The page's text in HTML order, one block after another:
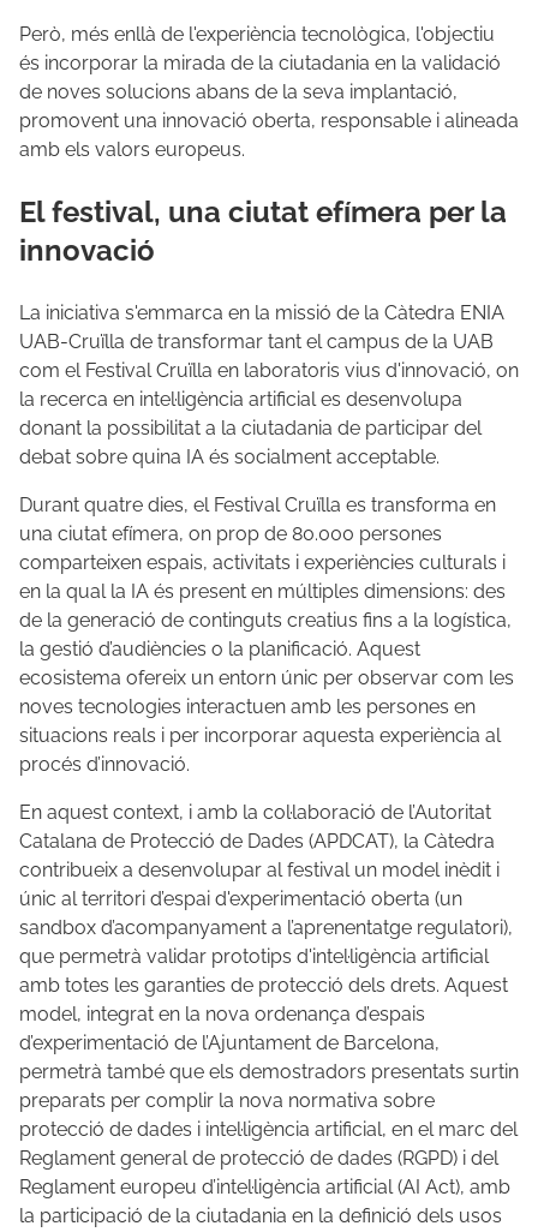
Però, més enllà de l'experiència tecnològica, l'objectiu
és incorporar la mirada de la ciutadania en la validació
de noves solucions abans de la seva implantació,
promovent una innovació oberta, responsable i alineada
amb els valors europeus.
El festival, una ciutat efímera per la
innovació
La iniciativa s'emmarca en la missió de la Càtedra ENIA
UAB-Cruïlla de transformar tant el campus de la UAB
com el Festival Cruïlla en laboratoris vius d'innovació, on
la recerca en intel·ligència artificial es desenvolupa
donant la possibilitat a la ciutadania de participar del
debat sobre quina IA és socialment acceptable.
Durant quatre dies, el Festival Cruïlla es transforma en
una ciutat efímera, on prop de 80.000 persones
comparteixen espais, activitats i experiències culturals i
en la qual la IA és present en múltiples dimensions: des
de la generació de continguts creatius fins a la logística,
la gestió d’audiències o la planificació. Aquest
ecosistema ofereix un entorn únic per observar com les
noves tecnologies interactuen amb les persones en
situacions reals i per incorporar aquesta experiència al
procés d’innovació.
En aquest context, i amb la col·laboració de l’Autoritat
Catalana de Protecció de Dades (APDCAT), la Càtedra
contribueix a desenvolupar al festival un model inèdit i
únic al territori d’espai d'experimentació oberta (un
sandbox d’acompanyament a l’aprenentatge regulatori),
que permetrà validar prototips d'intel·ligència artificial
amb totes les garanties de protecció dels drets. Aquest
model, integrat en la nova ordenança d’espais
d’experimentació de l’Ajuntament de Barcelona,
permetrà també que els demostradors presentats surtin
preparats per complir la nova normativa sobre
protecció de dades i intel·ligència artificial, en el marc del
Reglament general de protecció de dades (RGPD) i del
Reglament europeu d’intel·ligència artificial (AI Act), amb
la participació de la ciutadania en la definició dels usos